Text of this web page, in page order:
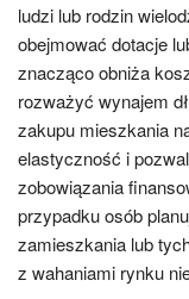
ludzi lub rodzin
obejmować dotacje
znacząco obniża
rozważyć wynajem
zakupu mieszkania
elastyczność i
zobowiązania
przypadku osób
zamieszkania lub
z wahaniami rynku